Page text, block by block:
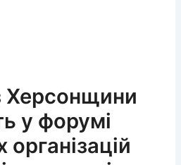
Херсонщини
у форумі
організацій